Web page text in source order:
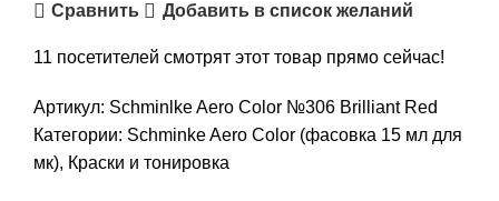
Сравнить Добавить в список желаний
11 посетителей смотрят этот товар прямо сейчас!
Артикул: Schminlke Aero Color №306 Brilliant Red
Категории: Schminke Aero Color (фасовка 15 мл для
мк), Краски и тонировка